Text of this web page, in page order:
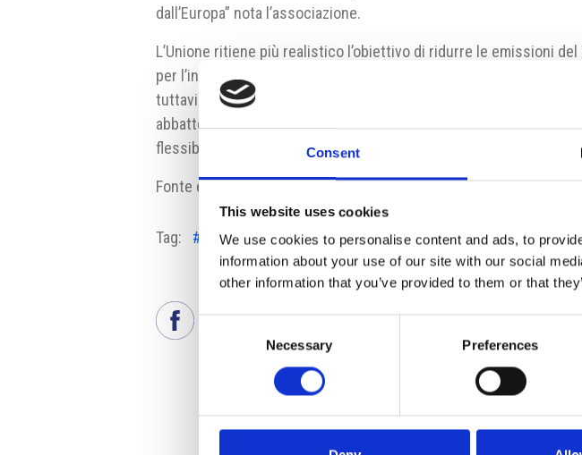
Consent
This website uses cookies
We use cookies to personalise content and ads, to
information about your use of our site with our social
other information that you’ve provided to them or that
Necessary Preferences
dall’Europa” nota l’associazione.
L’Unione ritiene più realistico l’obiettivo di ridurre le emissioni
per l’industria sono di circa 1200 miliardi di corone. Anche questo
tuttavia avere ricadute negative. Gli stati membri hanno di recente
abbattere le emissioni del 90% entro il 2040 concedendo tuttavia
flessibilità, per cui l’abbattimento effettivo dovrebbe essere tra
Fonte e fonte fotografia:https://www.spcr.cz
Tag: #climatico #obiettivo #prospetto